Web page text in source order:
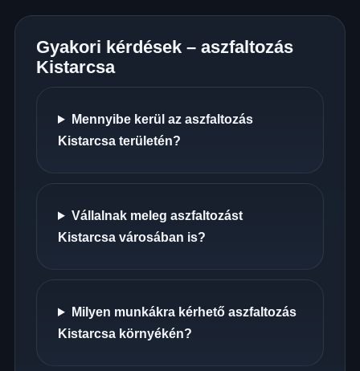
Gyakori kérdések – aszfaltozás
Kistarcsa
Mennyibe kerül az aszfaltozás
Kistarcsa területén?
Vállalnak meleg aszfaltozást
Kistarcsa városában is?
Milyen munkákra kérhető aszfaltozás
Kistarcsa környékén?